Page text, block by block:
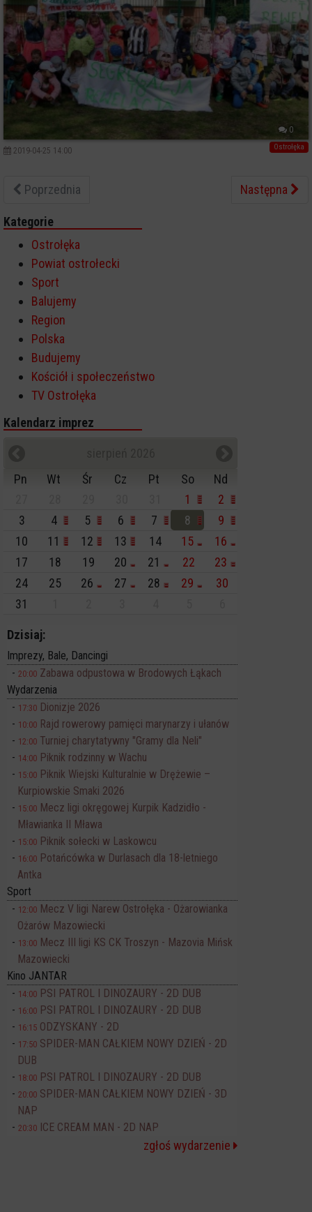
0
Ostrołęka
2019-04-25 14:00
Poprzednia Następna
Kategorie
Ostrołęka
Powiat ostrołecki
Sport
Balujemy
Region
Polska
Budujemy
Kościół i społeczeństwo
TV Ostrołęka
Kalendarz imprez
Pn
Wt Śr Cz Pt So
Nd
1
2
3
4 5 6 7 8
9
10
11 12 13 14 15
16
17
18 19 20 21 22
23
24
25 26 27 28 29
30
31
Dzisiaj:
Imprezy, Bale, Dancingi
20:00 Zabawa odpustowa w Brodowych Łąkach
Wydarzenia
17:30 Dionizje 2026
10:00 Rajd rowerowy pamięci marynarzy i ułanów
12:00 Turniej charytatywny "Gramy dla Neli"
14:00 Piknik rodzinny w Wachu
15:00 Piknik Wiejski Kulturalnie w Drężewie –
Kurpiowskie Smaki 2026
15:00 Mecz ligi okręgowej Kurpik Kadzidło -
Mławianka II Mława
15:00 Piknik sołecki w Laskowcu
16:00 Potańcówka w Durlasach dla 18-letniego
Antka
Sport
12:00 Mecz V ligi Narew Ostrołęka - Ożarowianka
Ożarów Mazowiecki
13:00 Mecz III ligi KS CK Troszyn - Mazovia Mińsk
Mazowiecki
Kino JANTAR
14:00 PSI PATROL I DINOZAURY - 2D DUB
16:00 PSI PATROL I DINOZAURY - 2D DUB
16:15 ODZYSKANY - 2D
17:50 SPIDER-MAN CAŁKIEM NOWY DZIEŃ - 2D
DUB
18:00 PSI PATROL I DINOZAURY - 2D DUB
20:00 SPIDER-MAN CAŁKIEM NOWY DZIEŃ - 3D
NAP
20:30 ICE CREAM MAN - 2D NAP
zgłoś wydarzenie